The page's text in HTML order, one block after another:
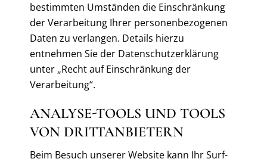
bestimmten Umständen die Einschränkung
der Verarbeitung Ihrer personenbezogenen
Daten zu verlangen. Details hierzu
entnehmen Sie der Datenschutzerklärung
unter „Recht auf Einschränkung der
Verarbeitung“.
ANALYSE-TOOLS UND TOOLS
VON DRITTANBIETERN
Beim Besuch unserer Website kann Ihr Surf-